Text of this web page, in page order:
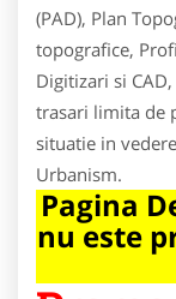
(PAD), Plan
topografice,
Digitizari si
trasari limita de
situatie in
Urbanism.
Pagina
nu este